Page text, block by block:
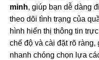
minh, giúp bạn dễ dàng
theo dõi tình trạng của
hình hiển thị thông tin
chế độ và cài đặt rõ ràng,
nhanh chóng chọn lựa